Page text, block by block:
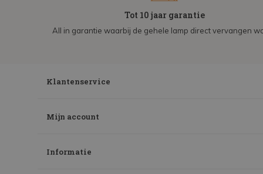
Tot 10 jaar garantie
All in garantie waarbij de gehele lamp direct vervangen
Klantenservice
Mijn account
Informatie